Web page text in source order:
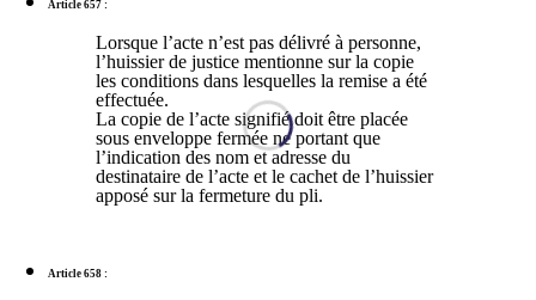
Article 657 :
Lorsque l’acte n’est pas délivré à personne,
l’huissier de justice mentionne sur la copie
les conditions dans lesquelles la remise a été
effectuée.
La copie de l’acte signifié doit être placée
sous enveloppe fermée ne portant que
l’indication des nom et adresse du
destinataire de l’acte et le cachet de l’huissier
apposé sur la fermeture du pli.
Article 658 :